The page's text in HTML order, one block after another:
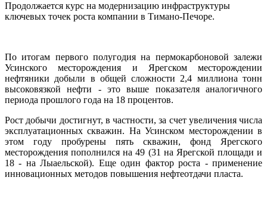
Продолжается курс на модернизацию инфраструктуры
ключевых точек роста компании в Тимано-Печоре.
По итогам первого полугодия на пермокарбоновой залежи
Усинского месторождения и Ярегском месторождении
нефтяники добыли в общей сложности 2,4 миллиона тонн
высоковязкой нефти - это выше показателя аналогичного
периода прошлого года на 18 процентов.
Рост добычи достигнут, в частности, за счет увеличения числа
эксплуатационных скважин. На Усинском месторождении в
этом году пробурены пять скважин, фонд Ярегского
месторождения пополнился на 49 (31 на Ярегской площади и
18 - на Лыаельской). Еще один фактор роста - применение
инновационных методов повышения нефтеотдачи пласта.